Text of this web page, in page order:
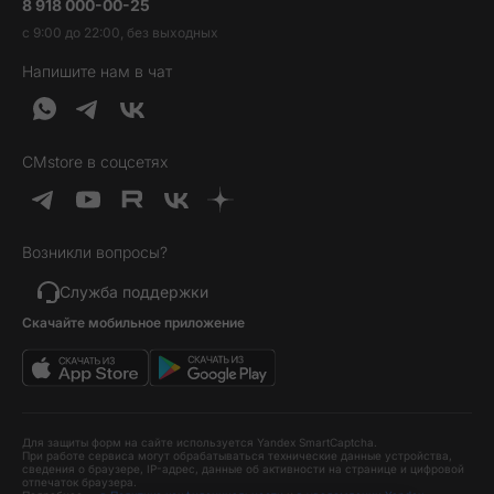
Наушники и колонки
Гаджеты
Услуги и софт
Идеи подарков
Товары дня
Выгодные комплекты
Хиты продаж
Уценка
Трейд-ин
Гарантия и возврат
Доставка и оплата
Кредит и рассрочка
Вакансии
Контакты
Обратная связь
О нас
8 918 000-00-25
с 9:00 до 22:00, без выходных
Напишите нам в чат
CMstore в соцсетях
Возникли вопросы?
Служба поддержки
Скачайте мобильное приложение
Для защиты форм на сайте используется Yandex SmartCaptcha.
При работе сервиса могут обрабатываться технические данные устройства,
сведения о браузере, IP-адрес, данные об активности на странице и цифровой
отпечаток браузера.